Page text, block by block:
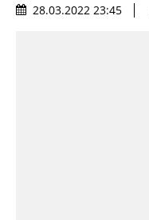
28.03.2022 23:45